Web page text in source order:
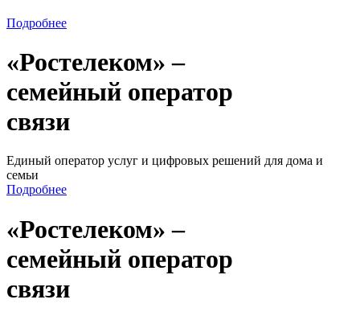
Подробнее
«Ростелеком» –
семейный оператор
связи
Единый оператор услуг и цифровых решений для дома и
семьи
Подробнее
«Ростелеком» –
семейный оператор
связи